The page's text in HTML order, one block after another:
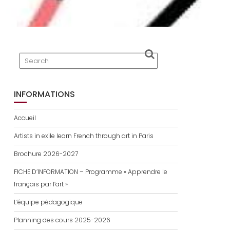
INFORMATIONS
Accueil
Artists in exile learn French through art in Paris
Brochure 2026-2027
FICHE D’INFORMATION – Programme « Apprendre le
français par l’art »
L’équipe pédagogique
Planning des cours 2025-2026